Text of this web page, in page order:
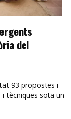
del
93 propostes i
tècniques sota un